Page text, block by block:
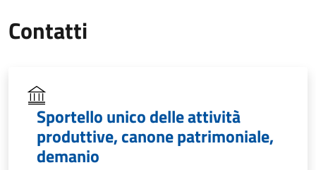
Contatti
Sportello unico delle attività
produttive, canone patrimoniale,
demanio